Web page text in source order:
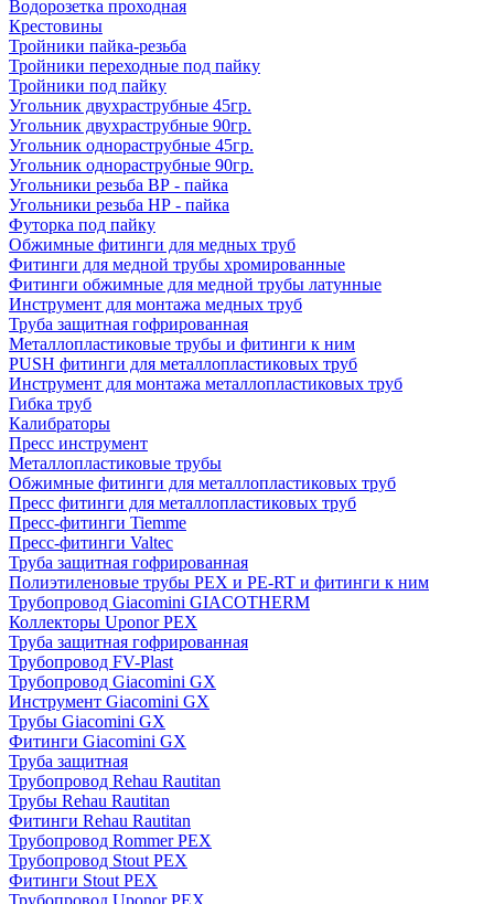
Водорозетка проходная
Крестовины
Тройники пайка-резьба
Тройники переходные под пайку
Тройники под пайку
Угольник двухраструбные 45гр.
Угольник двухраструбные 90гр.
Угольник однораструбные 45гр.
Угольник однораструбные 90гр.
Угольники резьба ВР - пайка
Угольники резьба НР - пайка
Футорка под пайку
Обжимные фитинги для медных труб
Фитинги для медной трубы хромированные
Фитинги обжимные для медной трубы латунные
Инструмент для монтажа медных труб
Труба защитная гофрированная
Металлопластиковые трубы и фитинги к ним
PUSH фитинги для металлопластиковых труб
Инструмент для монтажа металлопластиковых труб
Гибка труб
Калибраторы
Пресс инструмент
Металлопластиковые трубы
Обжимные фитинги для металлопластиковых труб
Пресс фитинги для металлопластиковых труб
Пресс-фитинги Tiemme
Пресс-фитинги Valtec
Труба защитная гофрированная
Полиэтиленовые трубы PEX и PE-RT и фитинги к ним
Трубопровод Giacomini GIACOTHERM
Коллекторы Uponor PEX
Труба защитная гофрированная
Трубопровод FV-Plast
Трубопровод Giacomini GX
Инструмент Giacomini GX
Трубы Giacomini GX
Фитинги Giacomini GX
Труба защитная
Трубопровод Rehau Rautitan
Трубы Rehau Rautitan
Фитинги Rehau Rautitan
Трубопровод Rommer PEX
Трубопровод Stout PEX
Фитинги Stout PEX
Трубопровод Uponor PEX